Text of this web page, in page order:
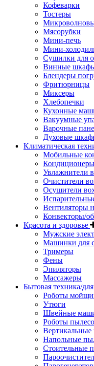
Кофеварки
Тостеры
Мясорубки
Мини-печь
Мини-
Сушилки для
Винные
Блендеры
Фритюрницы
Миксеры
Хлебопечки
Кухонные
Вакуумные
Варочные
Духовые
Климатическая
Мобильные
Кондиционеры
Увлажнители
Очистители
Осушители
Вентиляторы
Конвекторы/
Красота и здоровье
Мужские
Машинки для
Тримеры
Фены
Эпиляторы
Массажеры
Бытовая техника/
Роботы
Утюги
Швейные
Роботы
Напольные
Стоительные